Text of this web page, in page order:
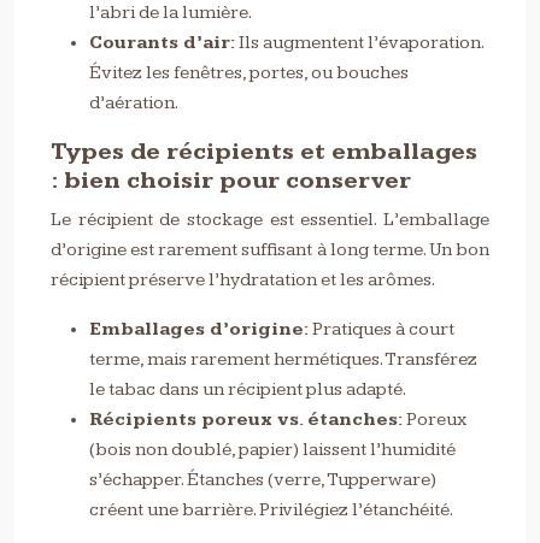
l’abri de la lumière.
Courants d’air:Ils augmentent l’évaporation.
Évitez les fenêtres, portes, ou bouches
d’aération.
Types de récipients et emballages
: bien choisir pour conserver
Le récipient de stockage est essentiel. L’emballage
d’origine est rarement suffisant à long terme. Un bon
récipient préserve l’hydratation et les arômes.
Emballages d’origine:Pratiques à court
terme, mais rarement hermétiques. Transférez
le tabac dans un récipient plus adapté.
Récipients poreux vs. étanches:Poreux
(bois non doublé, papier) laissent l’humidité
s’échapper. Étanches (verre, Tupperware)
créent une barrière. Privilégiez l’étanchéité.